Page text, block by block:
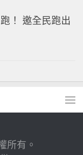
！ 邀全民跑出
所有。